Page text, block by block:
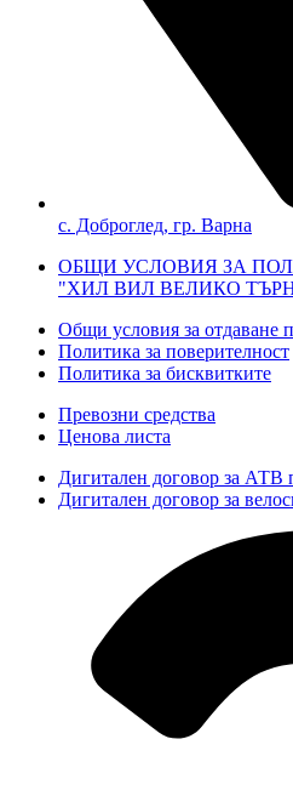
с. Доброглед, гр. Варна
ОБЩИ УСЛОВИЯ ЗА
"ХИЛ ВИЛ ВЕЛИКО
Общи условия за отдаване
Политика за поверителност
Политика за бисквитките
Превозни средства
Ценова листа
Дигитален договор за АТВ
Дигитален договор за